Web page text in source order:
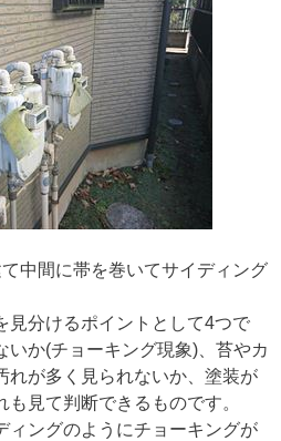
中間に帯を巻いてサイディング
見分けるポイントとして4つで
いか(チョーキング現象)、苔やカ
れが多く見られないか、塗装が
見て判断できるものです。
ィングのようにチョーキングが